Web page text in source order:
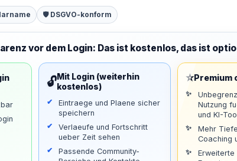
🛡️ DSGVO-konform
vor dem Login: Das ist kostenlos, das ist
🔓Mit Login (weiterhin
kostenlos)
Eintraege und Plaene sicher
speichern
Verlaeufe und Fortschritt
ueber Zeit sehen
Passende Community-
⭐Premium
Nutzung
und KI-
Mehr
Coaching
Erweiterte